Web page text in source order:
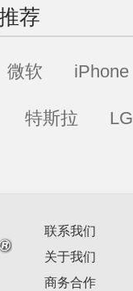
荐
微软 iPhone
特斯拉 LG
联系我们
关于我们
商务合作